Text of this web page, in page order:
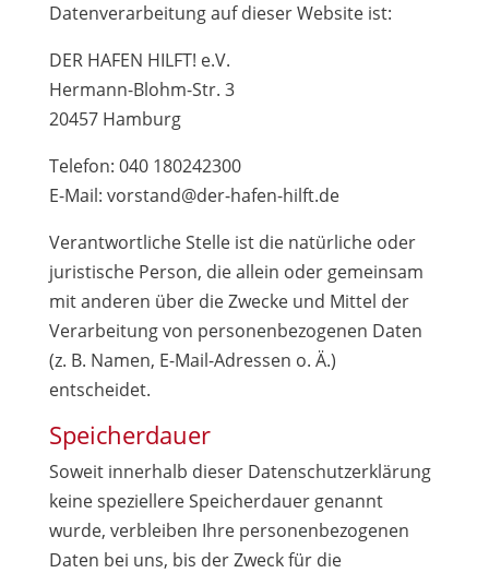
Datenverarbeitung auf dieser Website ist:
DER HAFEN HILFT! e.V.
Hermann-Blohm-Str. 3
20457 Hamburg
Telefon: 040 180242300
E-Mail: vorstand@der-hafen-hilft.de
Verantwortliche Stelle ist die natürliche oder
juristische Person, die allein oder gemeinsam
mit anderen über die Zwecke und Mittel der
Verarbeitung von personenbezogenen Daten
(z. B. Namen, E-Mail-Adressen o. Ä.)
entscheidet.
Speicherdauer
Soweit innerhalb dieser Datenschutzerklärung
keine speziellere Speicherdauer genannt
wurde, verbleiben Ihre personenbezogenen
Daten bei uns, bis der Zweck für die